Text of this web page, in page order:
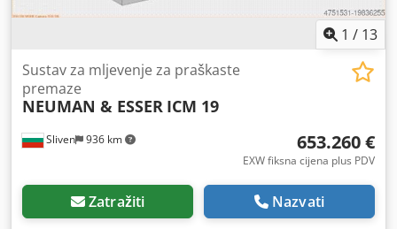
1 / 13
Sliven 936 km
Sustav za mljevenje za praškaste
premaze
NEUMAN & ESSER ICM 19
653.260 €
EXW fiksna cijena plus PDV
Zatražiti Nazvati